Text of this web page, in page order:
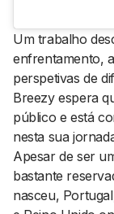
Um trabalho
enfrentamento,
perspetivas de
Breezy espera
público e está
nesta sua
Apesar de ser
bastante
nasceu,